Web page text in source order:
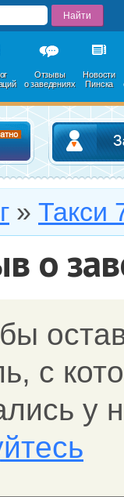
Отзывы
о заведениях
Новости
Пинска
Добавить в
» Такси
о
c
у